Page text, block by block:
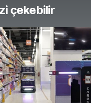
çekebilir